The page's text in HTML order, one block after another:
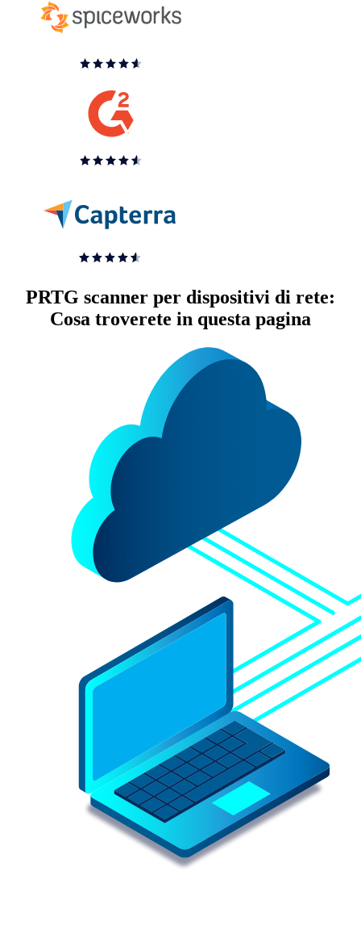
PRTG scanner per dispositivi di rete:
Cosa troverete in questa pagina